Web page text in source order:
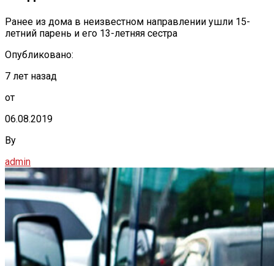
Ранее из дома в неизвестном направлении ушли 15-
летний парень и его 13-летняя сестра
Опубликовано:
7 лет назад
от
06.08.2019
By
admin